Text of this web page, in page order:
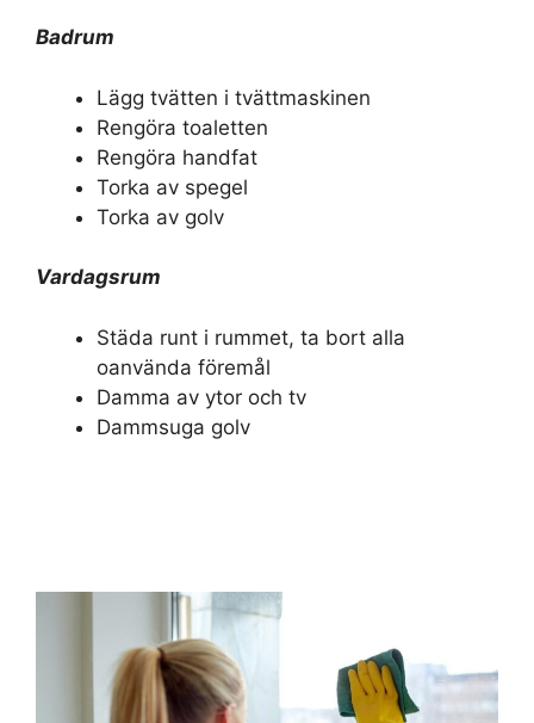
Badrum
Lägg tvätten i tvättmaskinen
Rengöra toaletten
Rengöra handfat
Torka av spegel
Torka av golv
Vardagsrum
Städa runt i rummet, ta bort alla
oanvända föremål
Damma av ytor och tv
Dammsuga golv